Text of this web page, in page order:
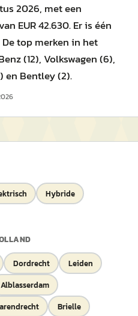
2026, met een
EUR 42.630. Er is één
top merken in het
(12), Volkswagen (6),
en Bentley (2).
Hybride
Dordrecht
Leiden
Alblasserdam
Brielle